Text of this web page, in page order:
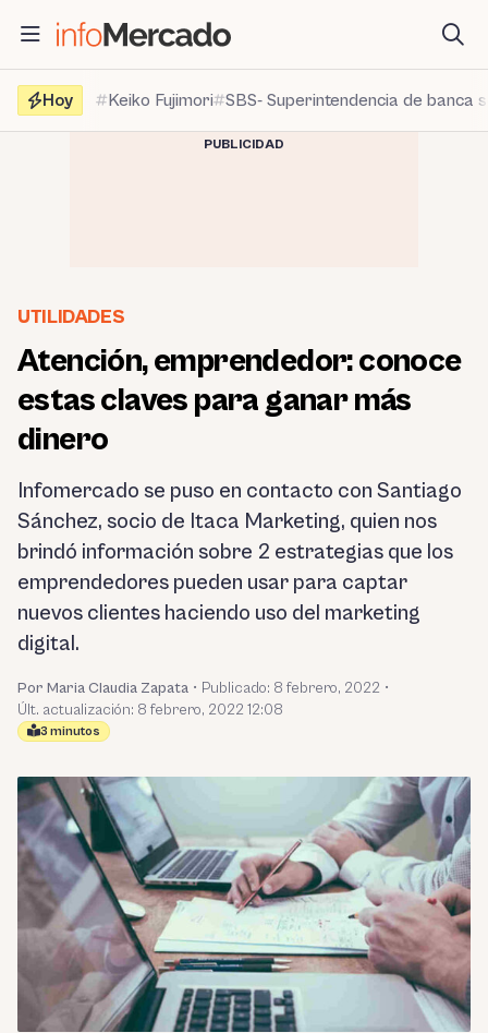
contenido
Hoy
Keiko Fujimori SBS- Superintendencia de banca
PUBLICIDAD
UTILIDADES
Atención, emprendedor: conoce
estas claves para ganar más
dinero
Infomercado se puso en contacto con Santiago
Sánchez, socio de Itaca Marketing, quien nos
brindó información sobre 2 estrategias que los
emprendedores pueden usar para captar
nuevos clientes haciendo uso del marketing
digital.
Por Maria Claudia Zapata • Publicado: 8 febrero, 2022 •
Últ. actualización: 8 febrero, 2022 12:08
3 minutos